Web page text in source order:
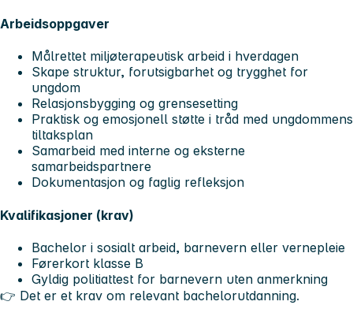
Arbeidsoppgaver
Målrettet miljøterapeutisk arbeid i hverdagen
Skape struktur, forutsigbarhet og trygghet for
ungdom
Relasjonsbygging og grensesetting
Praktisk og emosjonell støtte i tråd med ungdommens
tiltaksplan
Samarbeid med interne og eksterne
samarbeidspartnere
Dokumentasjon og faglig refleksjon
Kvalifikasjoner (krav)
Bachelor i sosialt arbeid, barnevern eller vernepleie
Førerkort klasse B
Gyldig politiattest for barnevern uten anmerkning
👉 Det er et krav om relevant bachelorutdanning.